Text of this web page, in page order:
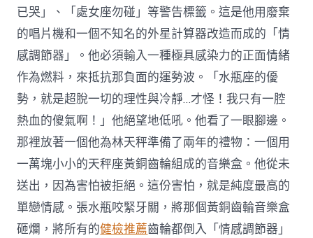
已哭」、「處女座勿碰」等警告標籤。這是他用廢棄
的唱片機和一個不知名的外星計算器改造而成的「情
感調節器」。他必須輸入一種極具感染力的正面情緒
作為燃料，來抵抗那負面的運勢波。「水瓶座的優
勢，就是超脫一切的理性與冷靜…才怪！我只有一腔
熱血的傻氣啊！」他絕望地低吼。他看了一眼腳邊。
那裡放著一個他為林天秤準備了兩年的禮物：一個用
一萬塊小小的天秤座黃銅齒輪組成的音樂盒。他從未
送出，因為害怕被拒絕。這份害怕，就是純度最高的
單戀情感。張水瓶咬緊牙關，將那個黃銅齒輪音樂盒
砸爛，將所有的健檢推薦齒輪都倒入「情感調節器」